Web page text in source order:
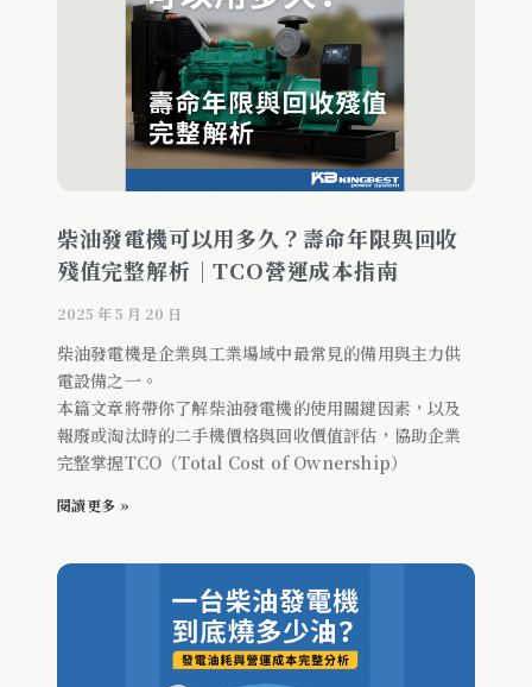
柴油發電機可以用多久？壽命年限與回收
殘值完整解析｜TCO營運成本指南
2025 年 5 月 20 日
柴油發電機是企業與工業場域中最常見的備用與主力供
電設備之一。
本篇文章將帶你了解柴油發電機的使用關鍵因素，以及
報廢或淘汰時的二手機價格與回收價值評估，協助企業
完整掌握TCO（Total Cost of Ownership）
閱讀更多 »